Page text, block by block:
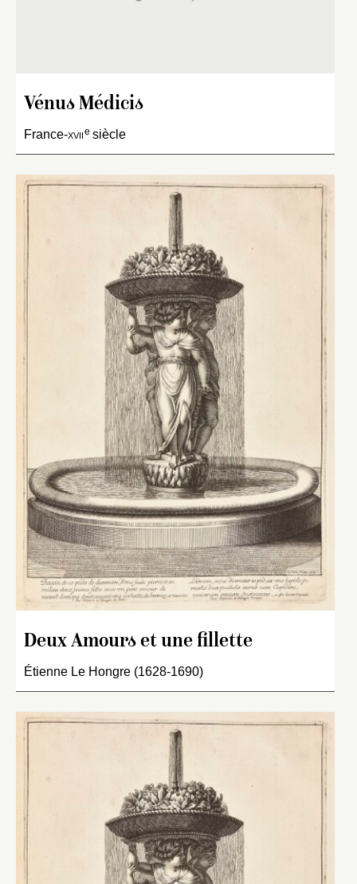
Vénus Médicis
France-xviie siècle
Deux Amours et une fillette
Étienne Le Hongre (1628-1690)